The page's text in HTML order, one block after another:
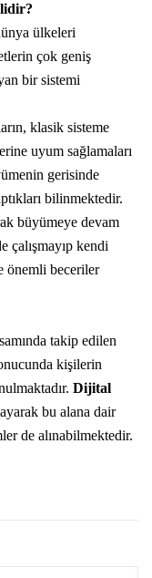
ülkeleri
çok geniş
bir sistemi
klasik sisteme
uyum sağlamaları
gerisinde
bilinmektedir.
büyümeye devam
çalışmayıp kendi
önemli beceriler
takip edilen
kişilerin
Dijital
bu alana dair
de alınabilmektedir.